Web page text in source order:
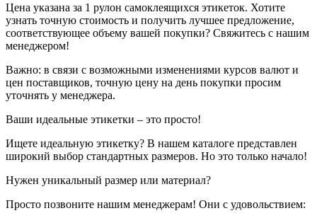
Цена указана за 1 рулон самоклеящихся этикеток. Хотите
узнать точную стоимость и получить лучшее предложение,
соответствующее объему вашей покупки? Свяжитесь с нашим
менеджером!
Важно: в связи с возможными изменениями курсов валют и
цен поставщиков, точную цену на день покупки просим
уточнять у менеджера.
Ваши идеальные этикетки – это просто!
Ищете идеальную этикетку? В нашем каталоге представлен
широкий выбор стандартных размеров. Но это только начало!
Нужен уникальный размер или материал?
Просто позвоните нашим менеджерам! Они с удовольствием: